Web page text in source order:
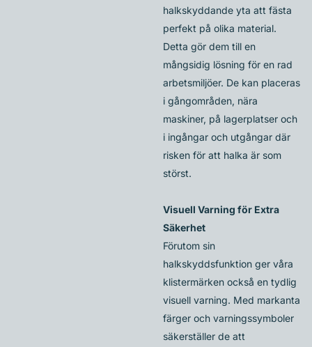
halkskyddande yta att fästa
perfekt på olika material.
Detta gör dem till en
mångsidig lösning för en rad
arbetsmiljöer. De kan placeras
i gångområden, nära
maskiner, på lagerplatser och
i ingångar och utgångar där
risken för att halka är som
störst.
Visuell Varning för Extra
Säkerhet
Förutom sin
halkskyddsfunktion ger våra
klistermärken också en tydlig
visuell varning. Med markanta
färger och varningssymboler
säkerställer de att